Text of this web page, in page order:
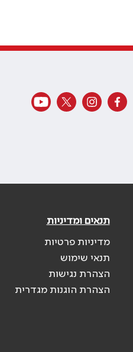
תנאים ומדיניות
מדיניות פרטיות
תנאי שימוש
הצהרת נגישות
הצהרת הוגנות מגדרית